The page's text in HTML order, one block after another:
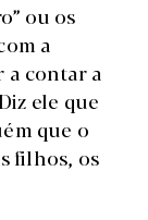
ou os
a
a contar a
ele que
que o
filhos, os